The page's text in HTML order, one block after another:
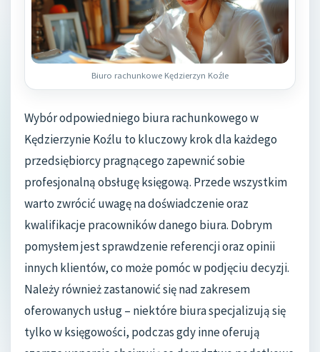
Biuro rachunkowe Kędzierzyn Koźle
Wybór odpowiedniego biura rachunkowego w
Kędzierzynie Koźlu to kluczowy krok dla każdego
przedsiębiorcy pragnącego zapewnić sobie
profesjonalną obsługę księgową. Przede wszystkim
warto zwrócić uwagę na doświadczenie oraz
kwalifikacje pracowników danego biura. Dobrym
pomysłem jest sprawdzenie referencji oraz opinii
innych klientów, co może pomóc w podjęciu decyzji.
Należy również zastanowić się nad zakresem
oferowanych usług – niektóre biura specjalizują się
tylko w księgowości, podczas gdy inne oferują